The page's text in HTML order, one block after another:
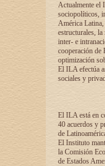
Actualmente el
sociopolíticos,
América Latina,
estructurales,
inter- e
cooperación de
optimización
El ILA efectúa
sociales y
El ILA está en
40 acuerdos y
de
El Instituto
la Comisión
de Estados